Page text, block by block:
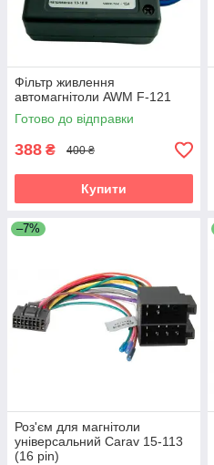
Фільтр живлення
автомагнітоли AWM F-121
Готово до відправки
388 ₴ 400 ₴
Купити
–7%
Роз'єм для магнітоли
універсальний Carav 15-113
(16 pin)